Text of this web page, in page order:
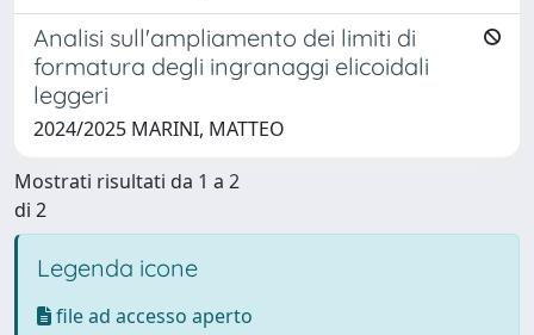
Analisi sull'ampliamento dei limiti di
formatura degli ingranaggi elicoidali
leggeri
2024/2025 MARINI, MATTEO
Mostrati risultati da 1 a 2
di 2
Legenda icone
file ad accesso aperto